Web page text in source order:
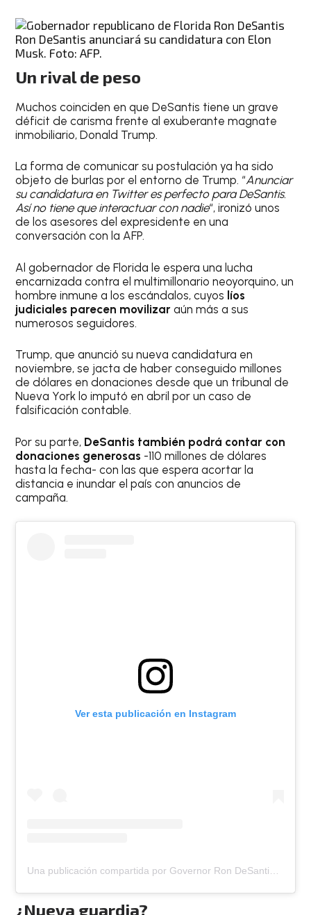
Ron DeSantis anunciará su candidatura con Elon
Musk. Foto: AFP.
Un rival de peso
Muchos coinciden en que DeSantis tiene un grave
déficit de carisma frente al exuberante magnate
inmobiliario, Donald Trump.
La forma de comunicar su postulación ya ha sido
objeto de burlas por el entorno de Trump. “Anunciar
su candidatura en Twitter es perfecto para DeSantis.
Así no tiene que interactuar con nadie“, ironizó unos
de los asesores del expresidente en una
conversación con la AFP.
Al gobernador de Florida le espera una lucha
encarnizada contra el multimillonario neoyorquino, un
hombre inmune a los escándalos, cuyos líos
judiciales parecen movilizar aún más a sus
numerosos seguidores.
Trump, que anunció su nueva candidatura en
noviembre, se jacta de haber conseguido millones
de dólares en donaciones desde que un tribunal de
Nueva York lo imputó en abril por un caso de
falsificación contable.
Por su parte, DeSantis también podrá contar con
donaciones generosas -110 millones de dólares
hasta la fecha- con las que espera acortar la
distancia e inundar el país con anuncios de
campaña.
Ver esta publicación en Instagram
Una publicación compartida por Governor Ron DeSantis (@flgovrondesantis)
¿Nueva guardia?